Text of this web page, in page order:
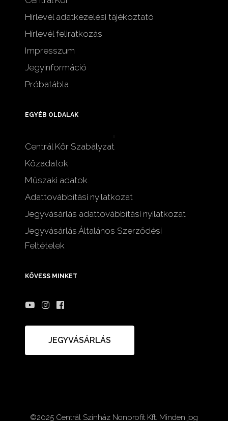
Hírlevél adatkezelési tájékoztató
Hírlevél feliratkozás
Impresszum
Jegyinformáció
Próbatábla
EGYÉB OLDALAK
Centrál Kör Szabályzat
Közadatok
Műszaki adatok
Adattovábbítási nyilatkozat
Jegyvásárlás adattovábbítási nyilatkozat
Jegyvásárlás Általános Szerződési
Feltételek
KÖVESS MINKET
JEGYVÁSÁRLÁS
©2025 Centrál Színház Nonprofit Kft. Minden jog